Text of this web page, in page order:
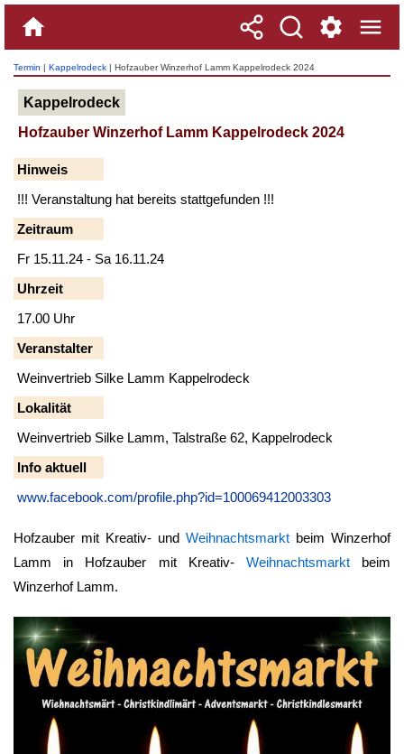
Termin | Kappelrodeck | Hofzauber Winzerhof Lamm Kappelrodeck 2024
Kappelrodeck
Hofzauber Winzerhof Lamm Kappelrodeck 2024
Hinweis
!!! Veranstaltung hat bereits stattgefunden !!!
Zeitraum
Fr 15.11.24 - Sa 16.11.24
Uhrzeit
17.00 Uhr
Veranstalter
Weinvertrieb Silke Lamm Kappelrodeck
Lokalität
Weinvertrieb Silke Lamm, Talstraße 62, Kappelrodeck
Info aktuell
www.facebook.com/profile.php?id=100069412003303
Hofzauber mit Kreativ- und Weihnachtsmarkt beim Winzerhof
Lamm in Hofzauber mit Kreativ- Weihnachtsmarktbeim
Winzerhof Lamm.